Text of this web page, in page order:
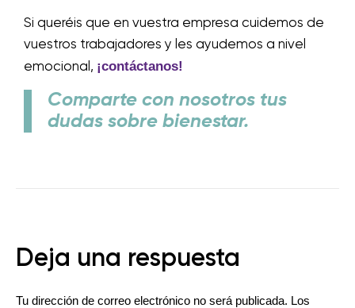
Si queréis que en vuestra empresa cuidemos de
vuestros trabajadores y les ayudemos a nivel
emocional, ¡contáctanos!
Comparte con nosotros tus
dudas sobre bienestar.
Deja una respuesta
Tu dirección de correo electrónico no será publicada. Los